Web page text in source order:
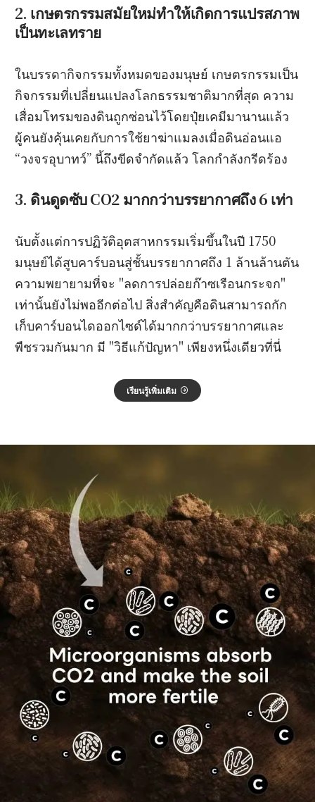
2. เกษตรกรรมสมัยใหม่ทำให้เกิดการแปรสภาพ
เป็นทะเลทราย
ในบรรดากิจกรรมทั้งหมดของมนุษย์ เกษตรกรรมเป็น
กิจกรรมที่เปลี่ยนแปลงโลกธรรมชาติมากที่สุด ความ
เสื่อมโทรมของดินถูกซ่อนไว้โดยปุ๋ยเคมีมานานแล้ว
ผู้คนยังคุ้นเคยกับการใช้ยาฆ่าแมลงเมื่อดินอ่อนแอ
“วงจรอุบาทว์” นี้ถึงขีดจำกัดแล้ว โลกกำลังกรีดร้อง
3. ดินดูดซับ CO2 มากกว่าบรรยากาศถึง 6 เท่า
นับตั้งแต่การปฏิวัติอุตสาหกรรมเริ่มขึ้นในปี 1750
มนุษย์ได้สูบคาร์บอนสู่ชั้นบรรยากาศถึง 1 ล้านล้านตัน
ความพยายามที่จะ "ลดการปล่อยก๊าซเรือนกระจก"
เท่านั้นยังไม่พออีกต่อไป สิ่งสำคัญคือดินสามารถกัก
เก็บคาร์บอนไดออกไซด์ได้มากกว่าบรรยากาศและ
พืชรวมกันมาก มี "วิธีแก้ปัญหา" เพียงหนึ่งเดียวที่นี่
เรียนรู้เพิ่มเติม